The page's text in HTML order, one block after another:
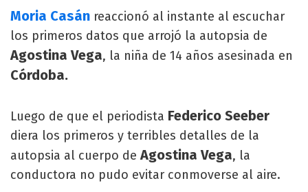
Moria Casán reaccionó al instante al escuchar
los primeros datos que arrojó la autopsia de
Agostina Vega, la niña de 14 años asesinada en
Córdoba.
Luego de que el periodista Federico Seeber
diera los primeros y terribles detalles de la
autopsia al cuerpo deAgostina Vega, la
conductora no pudo evitar conmoverse al aire.